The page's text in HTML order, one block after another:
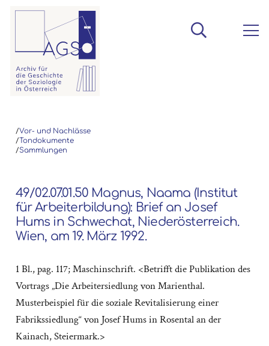
/Vor- und Nachlässe
/Tondokumente
/Sammlungen
49/02.07.01.50 Magnus, Naama (Institut
für Arbeiterbildung): Brief an Josef
Hums in Schwechat, Niederösterreich.
Wien, am 19. März 1992.
1 Bl., pag. 117; Maschinschrift. <Betrifft die Publikation des
Vortrags „Die Arbeitersiedlung von Marienthal.
Musterbeispiel für die soziale Revitalisierung einer
Fabrikssiedlung“ von Josef Hums in Rosental an der
Kainach, Steiermark.>